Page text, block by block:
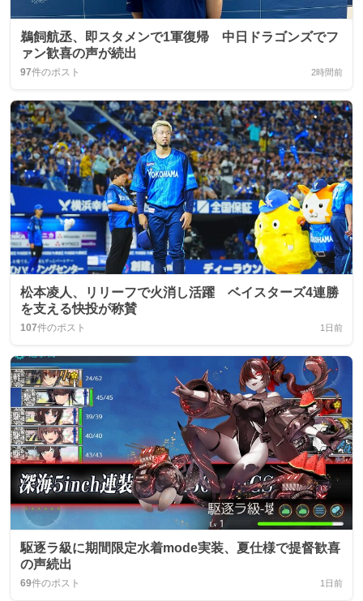
鵜飼航丞、即スタメンで1軍復帰 中日ドラゴンズでフ
ァン歓喜の声が続出
97件のポスト 2時間前
松本凌人、リリーフで火消し活躍 ベイスターズ4連勝
を支える快投が称賛
107件のポスト 1日前
駆逐ラ級に期間限定水着mode実装、夏仕様で提督歓喜
の声続出
69件のポスト 1日前